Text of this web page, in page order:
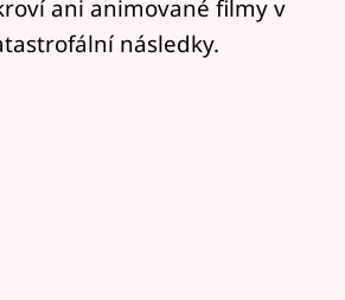
ani animované filmy v
následky.